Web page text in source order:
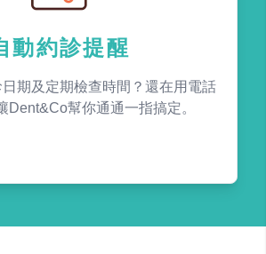
動約診提醒
期及定期檢查時間？還在用電話
Dent&Co幫你通通一指搞定。